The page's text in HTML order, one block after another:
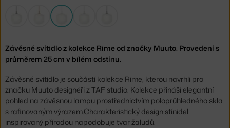
Závěsné svítidlo z kolekce Rime od značky Muuto. Provedení s
průměrem 25 cm v bílém odstínu.
Závěsné svítidlo je součástí kolekce Rime, kterou navrhli pro
značku Muuto designéři z TAF studio. Kolekce přináší elegantní
pohled na závěsnou lampu prostřednictvím poloprůhledného skla
s rafinovaným výrazem.Charakteristický design stínidel
inspirovaný přírodou napodobuje tvar žaludů.